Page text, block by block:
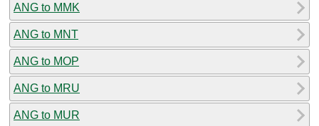
ANG to MMK
ANG to MNT
ANG to MOP
ANG to MRU
ANG to MUR